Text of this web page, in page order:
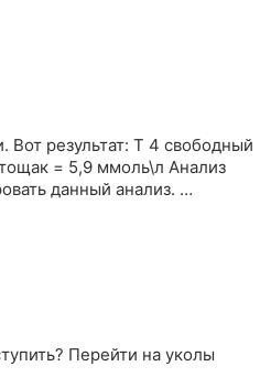
Вот результат: Т 4 свободный
= 5,9 ммоль\л Анализ
данный анализ. …